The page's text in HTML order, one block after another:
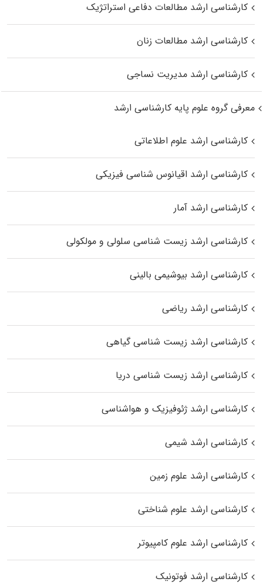
کارشناسی ارشد مطالعات دفاعی استراتژیک
کارشناسی ارشد مطالعات زنان
کارشناسی ارشد مدیریت نساجی
معرفی گروه علوم پایه کارشناسی ارشد
کارشناسی ارشد علوم اطلاعاتی
کارشناسی ارشد اقیانوس‌ شناسی فیزیکی
کارشناسی ارشد آمار
کارشناسی ارشد زیست شناسی سلولی و مولکولی
کارشناسی ارشد بیوشیمی بالینی
کارشناسی ارشد ریاضی
کارشناسی ارشد زیست‌ شناسی گیاهی
کارشناسی ارشد زیست‌ شناسی دریا
کارشناسی ارشد ژئوفیزیک و هواشناسی
کارشناسی ارشد شیمی
کارشناسی ارشد علوم زمین
کارشناسی ارشد علوم شناختی
کارشناسی ارشد علوم کامپیوتر
کارشناسی ارشد فوتونیک